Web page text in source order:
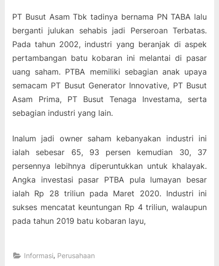
PT Busut Asam Tbk tadinya bernama PN TABA lalu
berganti julukan sehabis jadi Perseroan Terbatas.
Pada tahun 2002, industri yang beranjak di aspek
pertambangan batu kobaran ini melantai di pasar
uang saham. PTBA memiliki sebagian anak upaya
semacam PT Busut Generator Innovative, PT Busut
Asam Prima, PT Busut Tenaga Investama, serta
sebagian industri yang lain.
Inalum jadi owner saham kebanyakan industri ini
ialah sebesar 65, 93 persen kemudian 30, 37
persennya lebihnya diperuntukkan untuk khalayak.
Angka investasi pasar PTBA pula lumayan besar
ialah Rp 28 triliun pada Maret 2020. Industri ini
sukses mencatat keuntungan Rp 4 triliun, walaupun
pada tahun 2019 batu kobaran layu,
Informasi, Perusahaan